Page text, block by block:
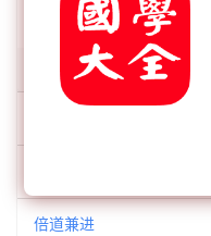
「倍道」开头的词语:
倍道兼进